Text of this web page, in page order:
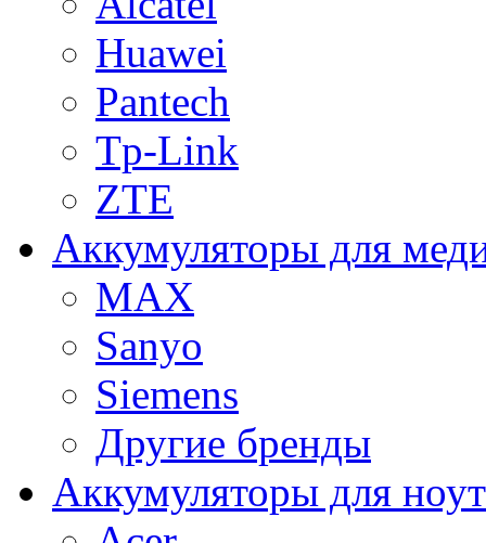
Huawei
Pantech
Tp-Link
ZTE
Аккумуляторы для
MAX
Sanyo
Siemens
Другие бренды
Аккумуляторы для